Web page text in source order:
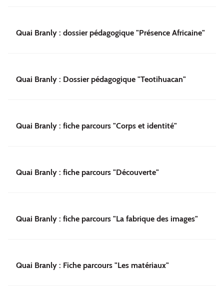
Quai Branly : dossier pédagogique "Présence Africaine"
Quai Branly : Dossier pédagogique "Teotihuacan"
Quai Branly : fiche parcours "Corps et identité"
Quai Branly : fiche parcours "Découverte"
Quai Branly : fiche parcours "La fabrique des images"
Quai Branly : Fiche parcours "Les matériaux"